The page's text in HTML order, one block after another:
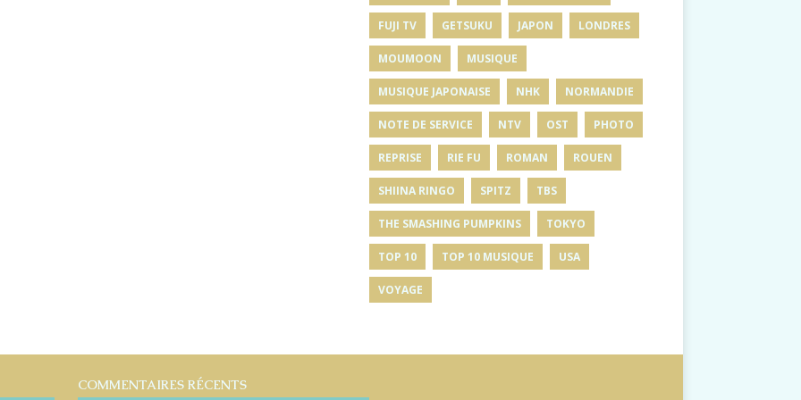
FUJI TV GETSUKU JAPON LONDRES
MOUMOON MUSIQUE
MUSIQUE JAPONAISE NHK NORMANDIE
NOTE DE SERVICE NTV OST PHOTO
REPRISE RIE FU ROMAN ROUEN
SHIINA RINGO SPITZ TBS
THE SMASHING PUMPKINS TOKYO
TOP 10 TOP 10 MUSIQUE USA
VOYAGE
COMMENTAIRES RÉCENTS